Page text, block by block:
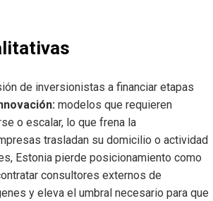
de inversionistas a financiar etapas
modelos que requieren
o escalar, lo que frena la
trasladan su domicilio o actividad
Estonia pierde posicionamiento como
consultores externos de
y eleva el umbral necesario para que